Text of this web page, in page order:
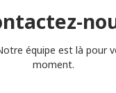
équipe est là pour
moment.